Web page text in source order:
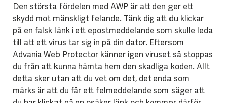
Den största fördelen med AWP är att den ger ett
skydd mot mänskligt felande. Tänk dig att du klickar
på en falsk länk i ett epostmeddelande som skulle leda
till att ett virus tar sig in på din dator. Eftersom
Advania Web Protector känner igen viruset så stoppas
du från att kunna hämta hem den skadliga koden. Allt
detta sker utan att du vet om det, det enda som
märks är att du får ett felmeddelande som säger att